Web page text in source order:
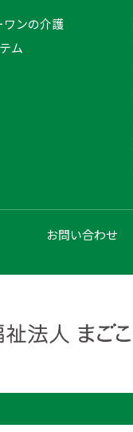
ワンの介護
ム
お問い合わせ